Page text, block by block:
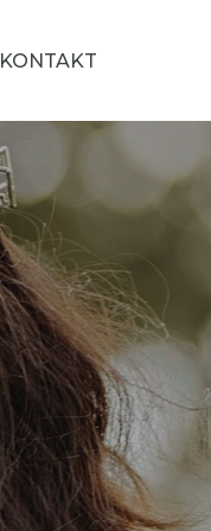
KONTAKT